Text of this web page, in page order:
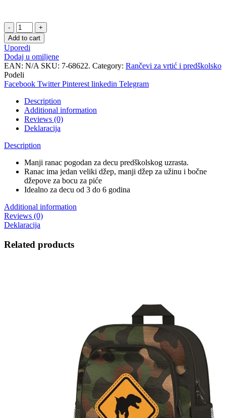
Mini
dečiji
ranac
Horse
quantity
Add to cart
Uporedi
Dodaj u omiljene
EAN: N/A SKU: 7-68622. Category: Rančevi za vrtić i predškolsko
Podeli
Facebook Twitter Pinterest linkedin Telegram
Description
Additional information
Reviews (0)
Deklaracija
Description
Manji ranac pogodan za decu predškolskog uzrasta.
Ranac ima jedan veliki džep, manji džep za užinu i bočne
džepove za bocu za piće
Idealno za decu od 3 do 6 godina
Additional information
Reviews (0)
Deklaracija
Related products